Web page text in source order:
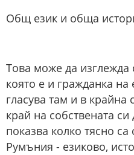
Общ език и обща
Това може да изглежда
която е и гражданка на
гласува там и в крайна
край на собствената
показва колко тясно
Румъния - езиково,